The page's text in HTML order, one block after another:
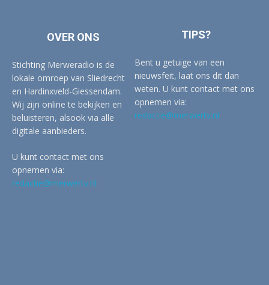
OVER ONS
Stichting Merweradio is de
lokale omroep van Sliedrecht
en Hardinxveld-Giessendam.
Wij zijn online te bekijken en
beluisteren, alsook via alle
digitale aanbieders.
U kunt contact met ons
opnemen via:
redactie@merwertv.nl
TIPS?
Bent u getuige van een
nieuwsfeit, laat ons dit dan
weten. U kunt contact met ons
opnemen via:
redactie@merwertv.nl